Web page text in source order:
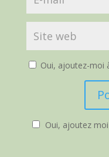
Oui, ajoutez-moi
Oui, ajoutez